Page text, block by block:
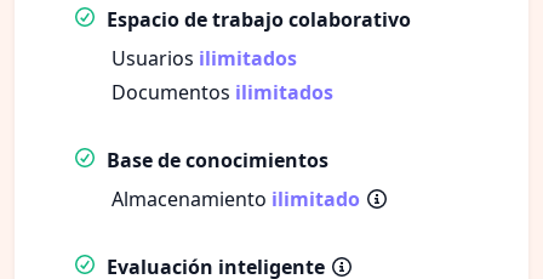
Espacio de trabajo colaborativo
Usuarios ilimitados
Documentos ilimitados
Base de conocimientos
Almacenamiento ilimitado
Evaluación inteligente